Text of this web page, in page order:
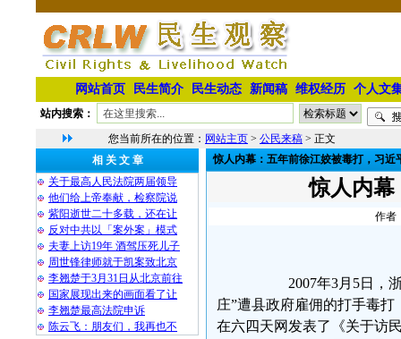
网站首页 民生简介 民生动态 新闻稿 维权经历 个人文
站内搜索：
您当前所在的位置： 网站主页 > 公民来稿 > 正文
相 关 文 章
关于最高人民法院两届领导
他们给上帝奉献，检察院说
紫阳逝世二十多载，还在让
反对中共以「案外案」模式
夫妻上访19年 酒驾压死儿子
周世锋律师就于凯案致北京
李翘楚于3月31日从北京前往
国家展现出来的画面看了让
李翘楚最高法院申诉
陈云飞：朋友们，我再也不
惊人内幕：五年前徐江姣被毒打，习近
惊人内幕
作者
2007年3月5日，浙江省
庄”遭县政府雇佣的打手毒
在六四天网发表了《关于访